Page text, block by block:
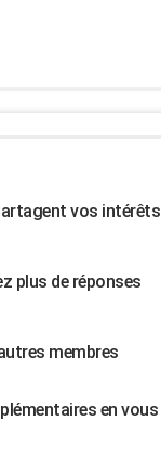
vos intérêts
plus de réponses
membres
en vous